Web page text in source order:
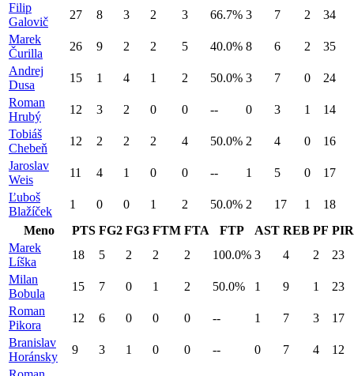
Filip
Galovič
27 8 3 2 3 66.7% 3 7 2
34
Marek
Čurilla
26 9 2 2 5 40.0% 8 6 2
35
Andrej
Dusa
15 1 4 1 2 50.0% 3 7 0
24
Roman
Hrubý
12 3 2 0 0 -- 0 3 1
14
Tobiáš
Chebeň
12 2 2 2 4 50.0% 2 4 0
16
Jaroslav
Weis
11 4 1 0 0 -- 1 5 0
17
Ľuboš
Blažíček
1 0 0 1 2 50.0% 2 17 1
18
Meno
PTS FG2 FG3 FTM FTA FTP AST REB PF PIR
Marek
Líška
18 5 2 2 2 100.0% 3 4 2
23
Milan
Bobula
15 7 0 1 2 50.0% 1 9 1
23
Roman
Pikora
12 6 0 0 0 -- 1 7 3
17
Branislav
Horánsky
9 3 1 0 0 -- 0 7 4
12